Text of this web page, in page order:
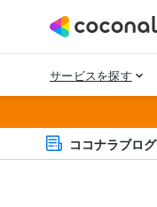
ココナラブログ